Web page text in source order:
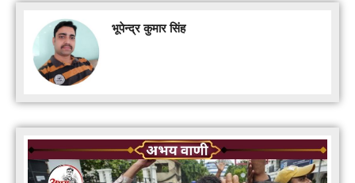
भूपेन्द्र कुमार सिंह